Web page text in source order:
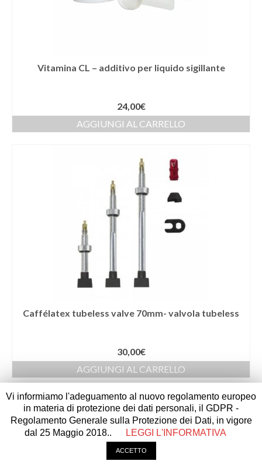
Vitamina CL – additivo per liquido sigillante
24,00€
AGGIUNGI AL CARRELLO
Caffélatex tubeless valve 70mm- valvola tubeless
30,00€
AGGIUNGI AL CARRELLO
© 2026 Cravero Paolo e c.snc p.iva 01872850043 - realizzato da
Privacy & Cookies Policy|CONDIZIONI DI VENDITA
Vi informiamo l'adeguamento al nuovo regolamento europeo
in materia di protezione dei dati personali, il GDPR -
Regolamento Generale sulla Protezione dei Dati, in vigore
dal 25 Maggio 2018..
LEGGI L'INFORMATIVA
ACCETTO